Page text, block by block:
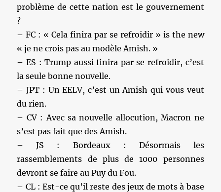
problème de cette nation est le gouvernement
?
– FC : « Cela finira par se refroidir » is the new
« je ne crois pas au modèle Amish. »
– ES : Trump aussi finira par se refroidir, c’est
la seule bonne nouvelle.
– JPT : Un EELV, c’est un Amish qui vous veut
du rien.
– CV : Avec sa nouvelle allocution, Macron ne
s’est pas fait que des Amish.
– JS : Bordeaux : Désormais les
rassemblements de plus de 1000 personnes
devront se faire au Puy du Fou.
– CL : Est-ce qu’il reste des jeux de mots à base